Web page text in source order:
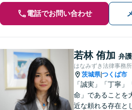
電話でお問い合わせ
若林 侑加 弁
はなみずき法律事務所
茨城県|つくば市
「誠実」「丁寧」
命」であることを
近な頼れる存在と